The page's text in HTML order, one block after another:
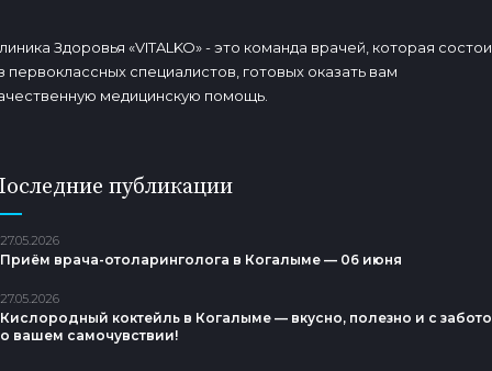
Здоровья «VITALKO» - это команда врачей, которая
первоклассных специалистов, готовых оказать вам
медицинскую помощь.
публикации
27.05.2026
Приём врача-отоларинголога в Когалыме — 06 июня
27.05.2026
Кислородный коктейль в Когалыме — вкусно, полезно и с
о вашем самочувствии!